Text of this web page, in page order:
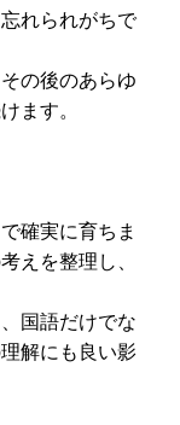
れられがちで
の後のあらゆ
ます。
確実に育ちま
えを整理し、
国語だけでな
解にも良い影